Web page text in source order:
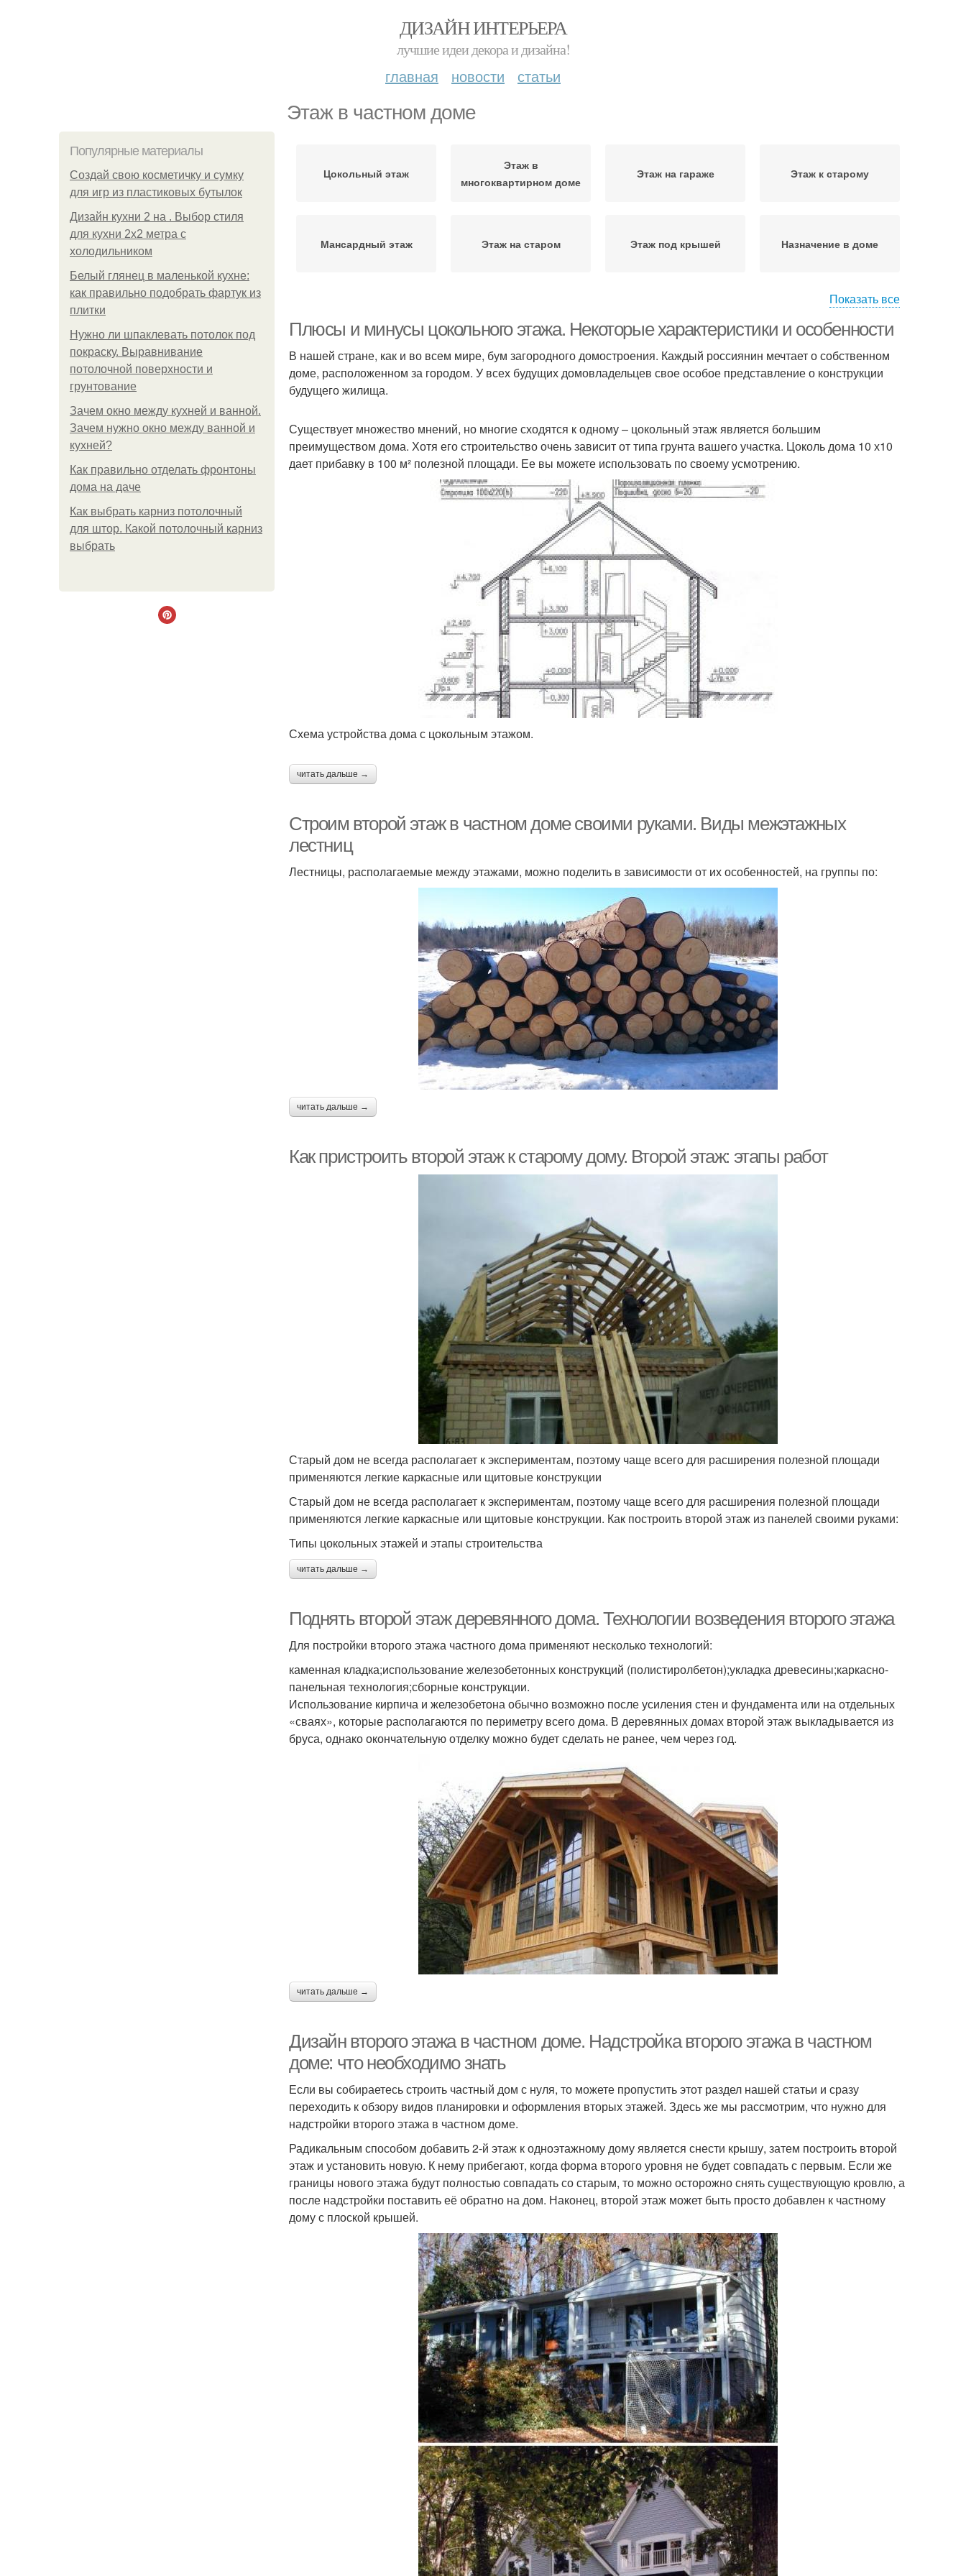
ДИЗАЙН ИНТЕРЬЕРА
лучшие идеи декора и дизайна!
главная новости статьи
Этаж в частном доме
Популярные материалы
Создай свою косметичку и сумку
для игр из пластиковых бутылок
Дизайн кухни 2 на . Выбор стиля
для кухни 2х2 метра с
холодильником
Белый глянец в маленькой кухне:
как правильно подобрать фартук из
плитки
Нужно ли шпаклевать потолок под
покраску. Выравнивание
потолочной поверхности и
грунтование
Зачем окно между кухней и ванной.
Зачем нужно окно между ванной и
кухней?
Как правильно отделать фронтоны
дома на даче
Как выбрать карниз потолочный
для штор. Какой потолочный карниз
выбрать
Цокольный этаж
Этаж в
многоквартирном доме
Этаж на гараже Этаж к старому
Мансардный этаж Этаж на старом Этаж под крышей Назначение в доме
дополнительный этаж
доме
Этаж из пеноблока
Показать все
Плюсы и минусы цокольного этажа. Некоторые характеристики и особенности
В нашей стране, как и во всем мире, бум загородного домостроения. Каждый россиянин мечтает о собственном
доме, расположенном за городом. У всех будущих домовладельцев свое особое представление о конструкции
будущего жилища.
Существует множество мнений, но многие сходятся к одному – цокольный этаж является большим
преимуществом дома. Хотя его строительство очень зависит от типа грунта вашего участка. Цоколь дома 10 х10
дает прибавку в 100 м² полезной площади. Ее вы можете использовать по своему усмотрению.
Схема устройства дома с цокольным этажом.
читать дальше →
Строим второй этаж в частном доме своими руками. Виды межэтажных
лестниц
Лестницы, располагаемые между этажами, можно поделить в зависимости от их особенностей, на группы по:
читать дальше →
Как пристроить второй этаж к старому дому. Второй этаж: этапы работ
Старый дом не всегда располагает к экспериментам, поэтому чаще всего для расширения полезной площади
применяются легкие каркасные или щитовые конструкции
Старый дом не всегда располагает к экспериментам, поэтому чаще всего для расширения полезной площади
применяются легкие каркасные или щитовые конструкции. Как построить второй этаж из панелей своими руками:
Типы цокольных этажей и этапы строительства
читать дальше →
Поднять второй этаж деревянного дома. Технологии возведения второго этажа
Для постройки второго этажа частного дома применяют несколько технологий:
каменная кладка;использование железобетонных конструкций (полистиролбетон);укладка древесины;каркасно-
панельная технология;сборные конструкции.
Использование кирпича и железобетона обычно возможно после усиления стен и фундамента или на отдельных
«сваях», которые располагаются по периметру всего дома. В деревянных домах второй этаж выкладывается из
бруса, однако окончательную отделку можно будет сделать не ранее, чем через год.
читать дальше →
Дизайн второго этажа в частном доме. Надстройка второго этажа в частном
доме: что необходимо знать
Если вы собираетесь строить частный дом с нуля, то можете пропустить этот раздел нашей статьи и сразу
переходить к обзору видов планировки и оформления вторых этажей. Здесь же мы рассмотрим, что нужно для
надстройки второго этажа в частном доме.
Радикальным способом добавить 2-й этаж к одноэтажному дому является снести крышу, затем построить второй
этаж и установить новую. К нему прибегают, когда форма второго уровня не будет совпадать с первым. Если же
границы нового этажа будут полностью совпадать со старым, то можно осторожно снять существующую кровлю, а
после надстройки поставить её обратно на дом. Наконец, второй этаж может быть просто добавлен к частному
дому с плоской крышей.